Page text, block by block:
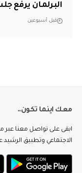
البرلمان يرفع
قبل أسبوعين
معك اينما تكون..
ابقى على تواصل معنا عبر
الاجتماعي وتطبيق الرشيد